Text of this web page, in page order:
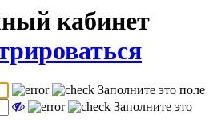
кабинет
Заполните это поле
Заполните это